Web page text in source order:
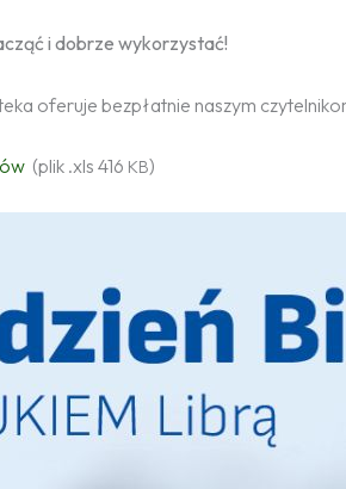
i dobrze wykorzystać!
oferuje bezpłatnie naszym
(plik .xls 416 KB)